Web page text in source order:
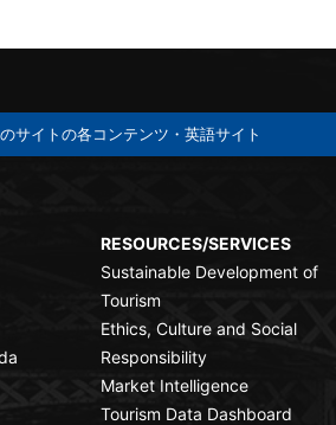
サイトの各コンテンツ・英語サイト
RESOURCES/SERVICES
Sustainable Development of
Tourism
Ethics, Culture and Social
Responsibility
Market Intelligence
Tourism Data Dashboard